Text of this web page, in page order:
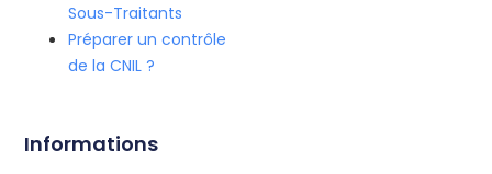
Sous-Traitants
Préparer un contrôle
de la CNIL ?
Informations